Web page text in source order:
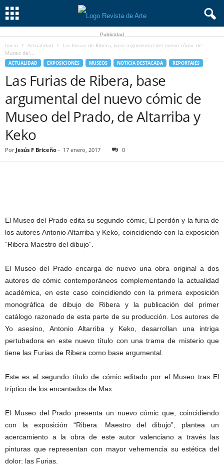
Publicidad
Inicio Actualidad
Las Furias de Ribera, base argumental del nuevo cómic de
Museo del...
ACTUALIDAD EXPOSICIONES MUSEOS NOTICIA DESTACADA REPORTAJES
Las Furias de Ribera, base
argumental del nuevo cómic de
Museo del Prado, de Altarriba y
Keko
Por Jesús F Briceño - 17 enero, 2017 0
El Museo del Prado edita su segundo cómic, El perdón y la furia de
los autores Antonio Altarriba y Keko, coincidiendo con la exposición
“Ribera Maestro del dibujo”.
El Museo del Prado encarga de nuevo una obra original a dos
autores de cómic contemporáneos complementando la actualidad
académica, en este caso coincidiendo con la primera exposición
monográfica de dibujo de Ribera y la publicación del primer
catálogo razonado de esta parte de su producción. Los autores de
Yo asesino, Antonio Altarriba y Keko, desarrollan una intriga
pertubadora en este nuevo título con una trama de misterio que
tiene las Furias de Ribera como base argumental.
Este es el segundo título de cómic editado por el Museo tras El
tríptico de los encantados de Max.
El Museo del Prado presenta un nuevo cómic que, coincidiendo
con la exposición “Ribera. Maestro del dibujo”, plantea un
acercamiento a la obra de este autor valenciano a través las
pinturas que representan con mayor vehemencia su estética del
dolor: las Furias.